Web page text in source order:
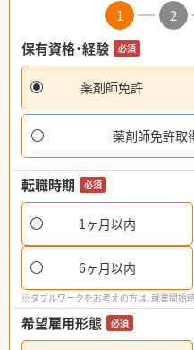
1 2
保有資格・経験
必須
薬剤師免許
薬剤師免許取
転職時期 必須
1ヶ月以内
6ヶ月以内
※ダブルワークをお考えの方は、就業開始
希望雇用形態 必須